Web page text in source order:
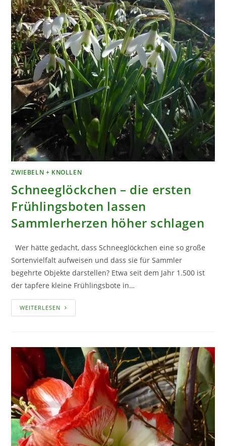
ZWIEBELN + KNOLLEN
Schneeglöckchen – die ersten
Frühlingsboten lassen
Sammlerherzen höher schlagen
Wer hätte gedacht, dass Schneeglöckchen eine so große
Sortenvielfalt aufweisen und dass sie für Sammler
begehrte Objekte darstellen? Etwa seit dem Jahr 1.500 ist
der tapfere kleine Frühlingsbote in…
WEITERLESEN SCHNEEGLÖCKCHEN
–
SAMMLERHERZEN
HÖHER
SCHLAGEN